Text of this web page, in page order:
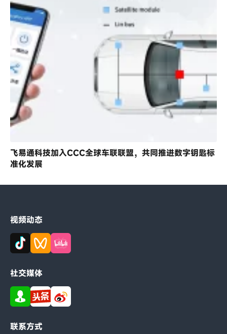
飞易通科技加入CCC全球车联联盟，共同推进数字钥匙标
准化发展
视频动态
社交媒体
联系方式